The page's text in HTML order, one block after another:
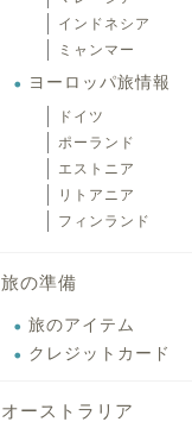
インドネシア
ミャンマー
ヨーロッパ旅情報
ドイツ
ポーランド
エストニア
リトアニア
フィンランド
旅の準備
旅のアイテム
クレジットカード
オーストラリア